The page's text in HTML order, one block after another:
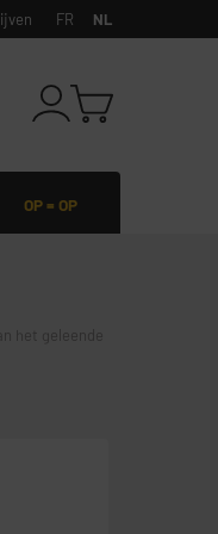
FR NL
OP = OP
het geleende